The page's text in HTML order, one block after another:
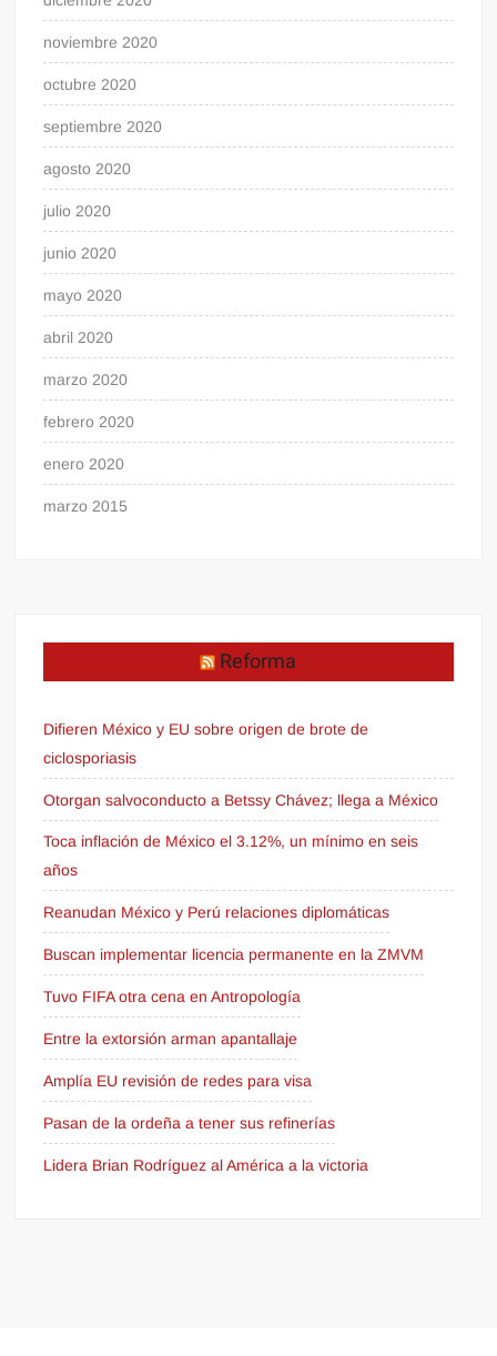
noviembre 2020
octubre 2020
septiembre 2020
agosto 2020
julio 2020
junio 2020
mayo 2020
abril 2020
marzo 2020
febrero 2020
enero 2020
marzo 2015
Reforma
Difieren México y EU sobre origen de brote de
ciclosporiasis
Otorgan salvoconducto a Betssy Chávez; llega a México
Toca inflación de México el 3.12%, un mínimo en seis
años
Reanudan México y Perú relaciones diplomáticas
Buscan implementar licencia permanente en la ZMVM
Tuvo FIFA otra cena en Antropología
Entre la extorsión arman apantallaje
Amplía EU revisión de redes para visa
Pasan de la ordeña a tener sus refinerías
Lidera Brian Rodríguez al América a la victoria